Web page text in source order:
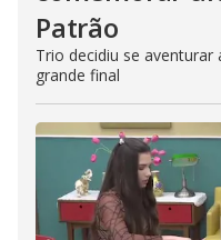
Patrão
Trio decidiu se
grande final